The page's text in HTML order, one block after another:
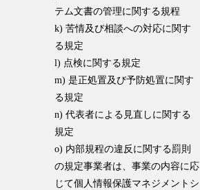
テム文書の管理に関する規程
k) 苦情及び相談への対応に関す
る規定
l) 点検に関する規定
m) 是正処置及び予防処置に関す
る規定
n) 代表者による見直しに関する
規定
o) 内部規程の違反に関する罰則
の規定事業者は、事業の内容に応
じて個人情報保護マネジメントシ